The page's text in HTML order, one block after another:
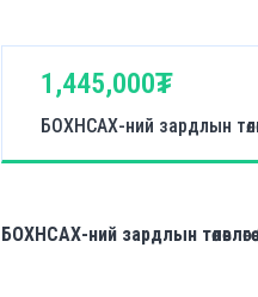
1,445,000₮
БОХНСАХ-ний зардлын
БОХНСАХ-ний зардлын төлөвлөгөө